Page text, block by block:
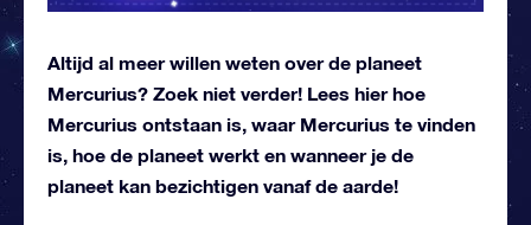
Altijd al meer willen weten over de planeet
Mercurius? Zoek niet verder! Lees hier hoe
Mercurius ontstaan is, waar Mercurius te vinden
is, hoe de planeet werkt en wanneer je de
planeet kan bezichtigen vanaf de aarde!